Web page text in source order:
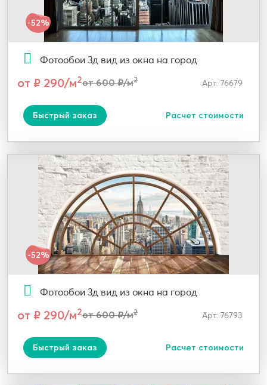
-52%
Фотообои 3д вид из окна на город
от ₽ 290/м2от 600 ₽/м2 Арт: 76679
Быстрый заказ Расчет стоимости
-52%
Фотообои 3д вид из окна на город
от ₽ 290/м2от 600 ₽/м2 Арт: 76793
Быстрый заказ Расчет стоимости